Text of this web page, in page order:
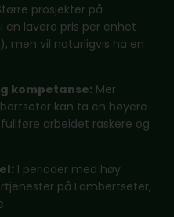
prosjekter på
lavere pris per enhet
men vil naturligvis ha en
kompetanse: Mer
kan ta en høyere
arbeidet raskere og
I perioder med høy
på Lambertseter,